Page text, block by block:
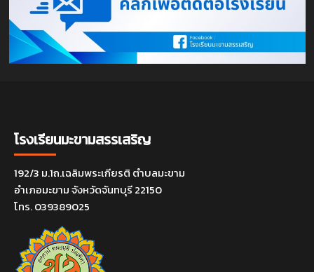
โรงเรียนมะขามสรรเสริญ
192/3 ม.1ถ.เฉลิมพระเกียรติ ตำบลมะขาม
อำเภอมะขาม จังหวัดจันทบุรี 22150
โทร. 039389025